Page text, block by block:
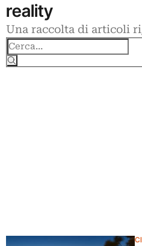
reality
Una raccolta di articoli